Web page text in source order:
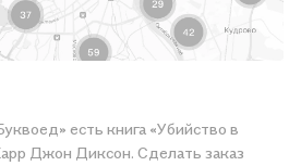
есть книга «Убийство в
Джон Диксон. Сделать заказ